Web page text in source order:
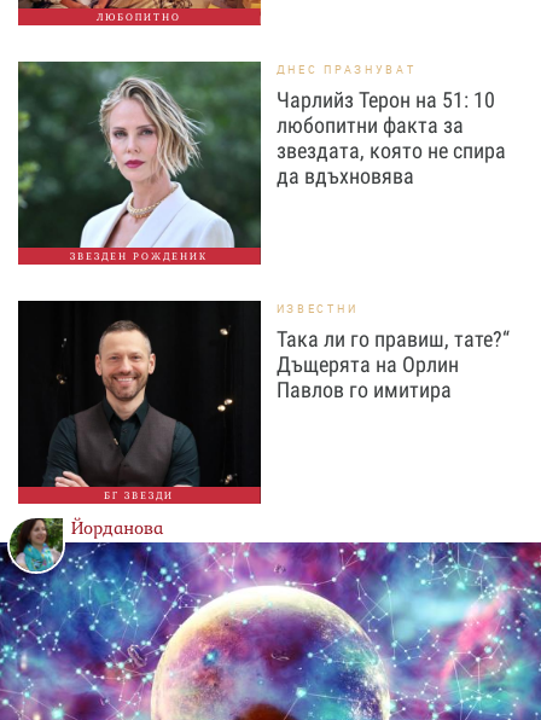
ЛЮБОПИТНО
ЗВЕЗДЕН РОЖДЕНИК
ДНЕС ПРАЗНУВАТ
Чарлийз Терон на 51: 10
любопитни факта за
звездата, която не спира
да вдъхновява
БГ ЗВЕЗДИ
ИЗВЕСТНИ
Така ли го правиш, тате?“
Дъщерята на Орлин
Павлов го имитира
Йорданова